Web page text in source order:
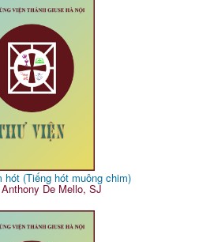
hót (Tiếng hót muông chim)
Anthony De Mello, SJ